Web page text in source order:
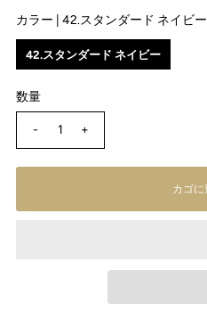
カラー | 42.スタンダード ネイビー
42.スタンダード ネイビー
数量
- +